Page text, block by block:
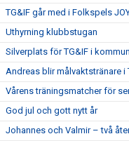
TG&IF går med i Folkspels
Uthyrning klubbstugan
Silverplats för TG&IF i
Andreas blir målvaktstränare i
Vårens träningsmatcher för
God jul och gott nytt år
Johannes och Valmir – två